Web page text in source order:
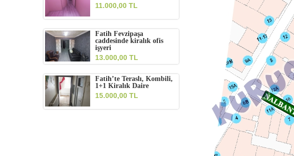
11.000,00 TL
Fatih Fevzipaşa
caddesinde kiralık ofis
işyeri
13.000,00 TL
Fatih’te Teraslı, Kombili,
1+1 Kiralık Daire
15.000,00 TL